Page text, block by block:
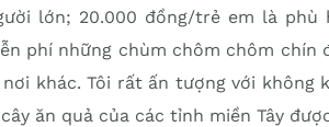
lớn; 20.000 đồng/trẻ em là
phí những chùm chôm chôm chín
khác. Tôi rất ấn tượng với không
ăn quả của các tỉnh miền Tây